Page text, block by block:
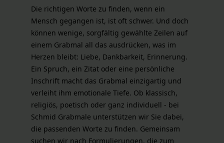
Die richtigen Worte zu finden, wenn ein
Mensch gegangen ist, ist oft schwer. Und doch
können wenige, sorgfältig gewählte Zeilen auf
einem Grabmal all das ausdrücken, was im
Herzen bleibt: Liebe, Dankbarkeit, Erinnerung.
Ein Spruch, ein Zitat oder eine persönliche
Inschrift macht das Grabmal einzigartig und
verleiht ihm emotionale Tiefe. Ob klassisch,
religiös, poetisch oder ganz individuell - bei
Schmid Grabmale unterstützen wir Sie dabei,
die passenden Worte zu finden. Gemeinsam
suchen wir nach Formulierungen, die zum